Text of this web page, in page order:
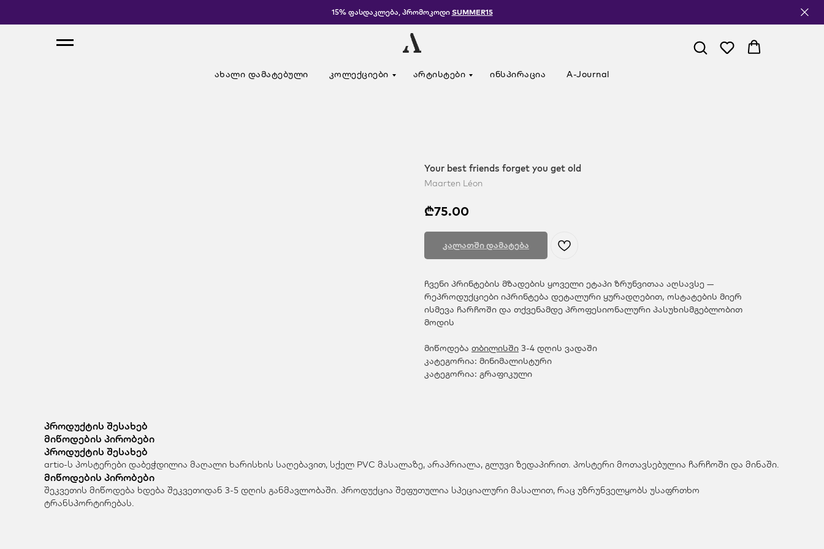
15% ფასდაკლება, პრომოკოდი SUMMER15
ახალი დამატებული კოლექციები არტისტები ინსპირაცია A-Journal
Your best friends forget you get old
Maarten Léon
₾75.00
კალათში დამატება
ჩვენი პრინტების მზადების ყოველი ეტაპი ზრუნვითაა აღსავსე —
რეპროდუქციები იპრინტება დეტალური ყურადღებით, ოსტატების მიერ
ისმევა ჩარჩოში და თქვენამდე პროფესიონალური პასუხისმგებლობით
მოდის
მიწოდება თბილისში 3-4 დღის ვადაში
კატეგორია: მინიმალისტური
კატეგორია: გრაფიკული
პროდუქტის შესახებ
მიწოდების პირობები
პროდუქტის შესახებ
artio-ს პოსტერები დაბეჭდილია მაღალი ხარისხის საღებავით, სქელ PVC მასალაზე, არაპრიალა, გლუვი ზედაპირით. პოსტერი მოთავსებულია ჩარჩოში და მინაში.
მიწოდების პირობები
შეკვეთის მიწოდება ხდება შეკვეთიდან 3-5 დღის განმავლობაში. პროდუქცია შეფუთულია სპეციალური მასალით, რაც უზრუნველყობს უსაფრთხო
ტრანსპორტირებას.